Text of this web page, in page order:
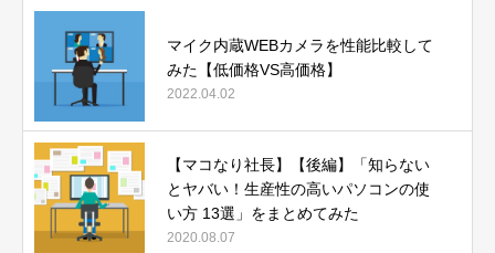
マイク内蔵WEBカメラを性能比較して
みた【低価格VS高価格】
2022.04.02
【マコなり社長】【後編】「知らない
とヤバい！生産性の高いパソコンの使
い方 13選」をまとめてみた
2020.08.07